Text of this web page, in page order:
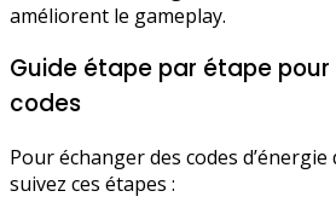
améliorent le gameplay.
Guide étape par étape
codes
Pour échanger des codes
suivez ces étapes :